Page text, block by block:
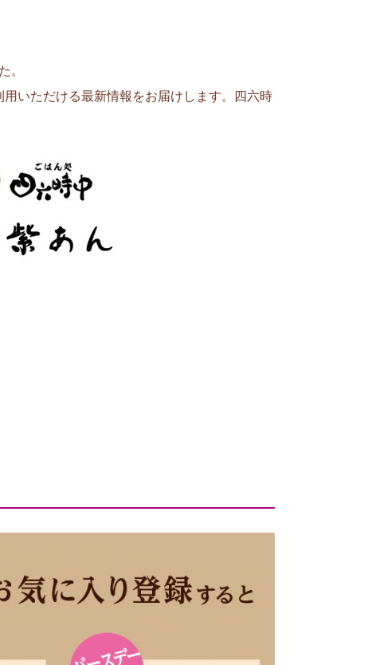
。
いただける最新情報をお届けします。四六時